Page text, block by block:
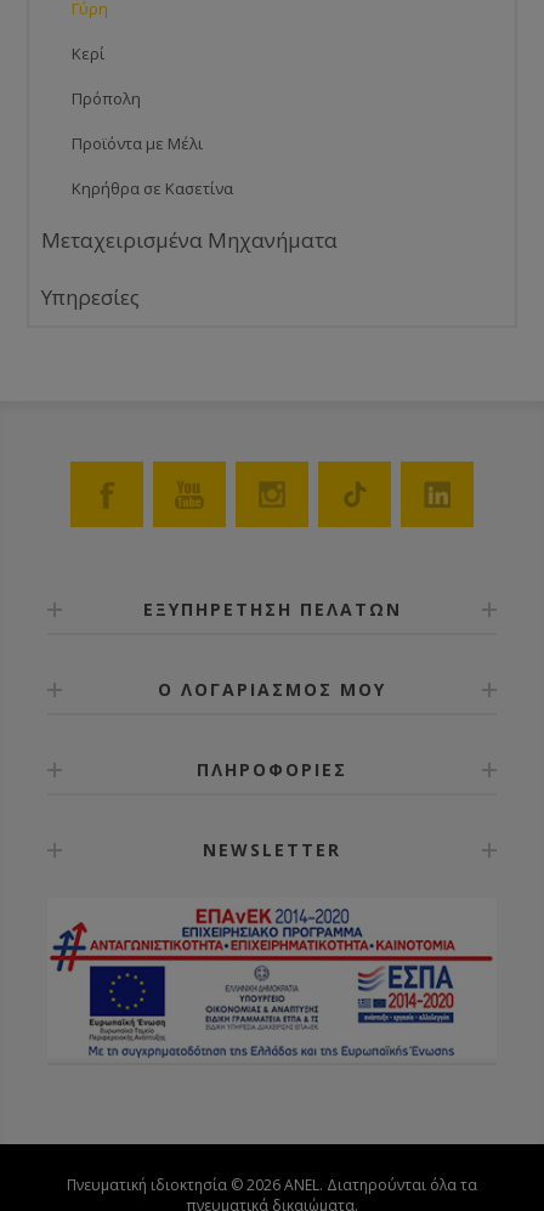
Γύρη
Κερί
Πρόπολη
Προϊόντα με Μέλι
Κηρήθρα σε Κασετίνα
Μεταχειρισμένα Μηχανήματα
Υπηρεσίες
ΕΞΥΠΗΡΕΤΗΣΗ ΠΕΛΑΤΩΝ
Ο ΛΟΓΑΡΙΑΣΜΟΣ ΜΟΥ
ΠΛΗΡΟΦΟΡΙΕΣ
NEWSLETTER
Πνευματική ιδιοκτησία © 2026 ANEL. Διατηρούνται όλα τα
πνευματικά δικαιώματα.